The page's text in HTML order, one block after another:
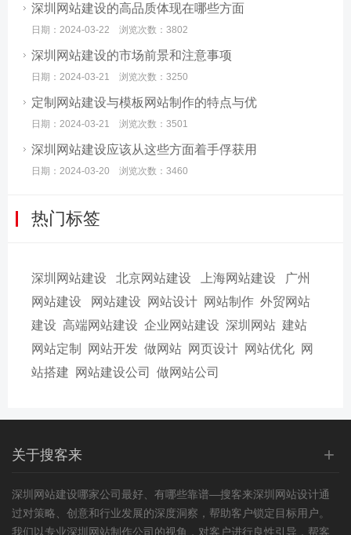
深圳网站建设的高品质体现在哪些方面
日期：2024-03-22 浏览次数：3802
深圳网站建设的市场前景和注意事项
日期：2024-03-21 浏览次数：3250
定制网站建设与模板网站制作的特点与优
日期：2024-03-21 浏览次数：3501
深圳网站建设应该从这些方面着手俘获用
日期：2024-03-20 浏览次数：3460
热门标签
深圳网站建设 北京网站建设 上海网站建设
广州
网站建设
网站建设 网站设计 网站制作 外贸网站
建设 高端网站建设 企业网站建设 深圳网站 建站
网站定制
网站开发 做网站 网页设计 网站优化 网
站搭建
网站建设公司 做网站公司
关于搜客来 +
深圳网站建设哪家公司最好、有哪些靠谱—搜客来深圳网站设计通
过对策略、创意和行业发展的深度洞察，帮助客户锁定目标用户。
我们以专业深圳网站制作公司的视角，对客户进行良性引导，帮客